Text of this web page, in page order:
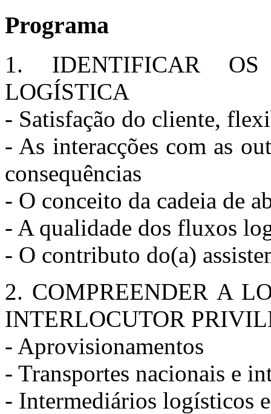
Programa
1. IDENTIFICAR
LOGÍSTICA
- Satisfação do cliente,
- As interacções com as
consequências
- O conceito da cadeia de
- A qualidade dos fluxos
- O contributo do(a)
2. COMPREENDER A
INTERLOCUTOR
- Aprovisionamentos
- Transportes nacionais e
- Intermediários logísticos